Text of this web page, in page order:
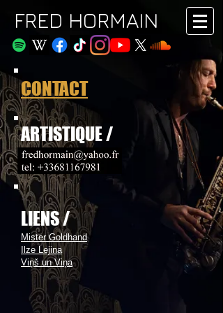
FRED HORMAIN
CONTACT
ARTISTIQUE /
LIENS /
​Mister Goldhand
Ilze Lejina
Viņš un Viņa